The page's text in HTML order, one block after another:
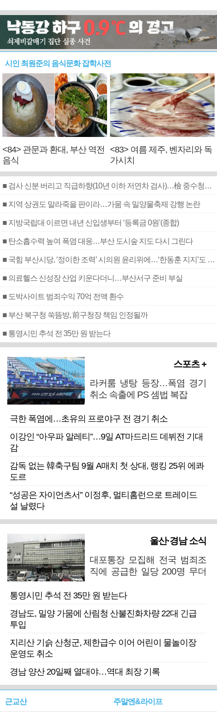
시인 최원준의 음식문화 잡학사전
<84> 관문과 환대, 부산 역전
음식
<83> 여름 제주, 벤자리와 독
가시치
■ 검사 신분 버리고 직급하향(10년 이하 저연차 검사)…檢 중수청행 기피
■ 지역 상권도 말라죽을 판이라…가뭄 속 밀양물축제 강행 논란
■ 지방국립대 이르면 내년 신입생부터 ‘등록금 0원’(종합)
■ 탄소흡수력 높여 폭염 대응…부산 도시숲 지도 다시 그린다
■ 국힘 부산시당, ‘정이한 조력’ 시의원 윤리위에…‘한동훈 지지’도 신고접수
■ 의료헬스 신성장 산업 키운다더니…부산서구 준비 부실
■ 도박사이트 범죄수익 70억 전액 환수
■ 부산 북구청 쑥뜸방, 前구청장 책임 인정될까
■ 통영시민 추석 전 35만 원 받는다
스포츠 +
라커룸 냉탕 등장…폭염 경기
취소 속출에 PS 셈법 복잡
극한 폭염에…초유의 프로야구 전 경기 취소
이강인 “아우파 알레티”…9일 AT마드리드 데뷔전 기대
감
감독 없는 韓축구팀 9월 A매치 첫 상대, 랭킹 25위 에콰
도르
“성공은 자이언츠서” 이정후, 멀티홈런으로 트레이드
설 날렸다
울산·경남 소식
대포통장 모집해 전국 범죄조
직에 공급한 일당 200명 무더
통영시민 추석 전 35만 원 받는다
경남도, 밀양 가뭄에 산림청 산불진화차량 22대 긴급
투입
지리산 기슭 산청군, 제한급수 이어 어린이 물놀이장
운영도 취소
경남 양산 20일째 열대야…역대 최장 기록
근교산 주말엔&라이프